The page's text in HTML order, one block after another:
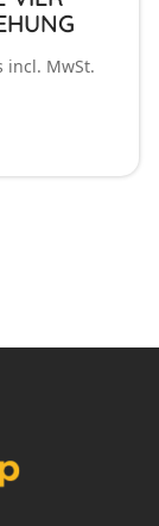
incl. MwSt.